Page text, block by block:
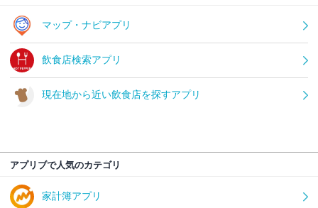
マップ・ナビアプリ
飲食店検索アプリ
現在地から近い飲食店を探すアプリ
アプリブで人気のカテゴリ
家計簿アプリ